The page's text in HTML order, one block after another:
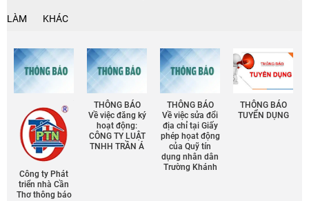
LÀM KHÁC
Công ty Phát
triển nhà Cần
Thơ thông báo
THÔNG BÁO
Về việc đăng ký
hoạt động:
CÔNG TY LUẬT
TNHH TRẦN Á
THÔNG BÁO
Về việc sửa đổi
địa chỉ tại Giấy
phép họat động
của Quỹ tín
dụng nhân dân
Trường Khánh
THÔNG BÁO
TUYỂN DỤNG